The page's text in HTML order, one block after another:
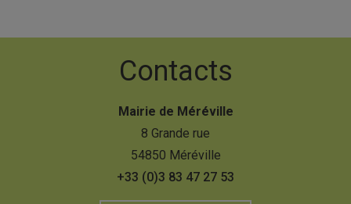
Contacts
Mairie de Méréville
8 Grande rue
54850 Méréville
+33 (0)3 83 47 27 53